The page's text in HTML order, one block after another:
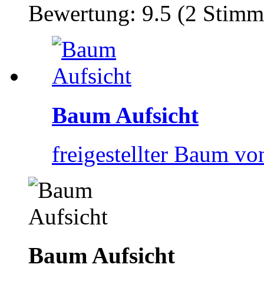
Bewertung: 9.5 (2
Baum Aufsicht
freigestellter Baum
Baum Aufsicht